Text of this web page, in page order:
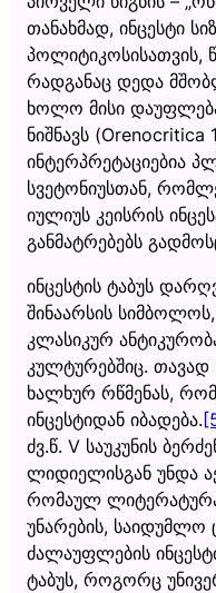
თანახმად, ინცესტი
პოლიტიკოსისათვის,
რადგანაც დედა
ხოლო მისი
ნიშნავს (Orenocritica
ინტერპრეტაციებია
სვეტონიუსთან,
იულიუს კეისრის
განმატრებებს
ინცესტის ტაბუს
შინაარსის
კლასიკურ
კულტურებშიც. თავად
ხალხურ რწმენას,
ინცესტიდან იბადება.
ძვ.წ. V საუკუნის
ლიდიელისგან უნდა
რომაულ
უნარების,
ძალაუფლების
ტაბუს, როგორც